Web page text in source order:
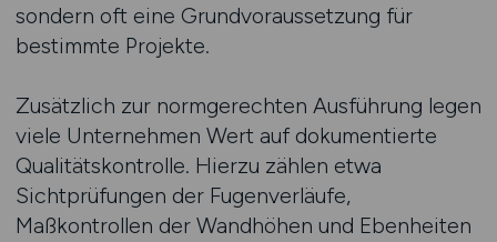
sondern oft eine Grundvoraussetzung für
bestimmte Projekte.
Zusätzlich zur normgerechten Ausführung legen
viele Unternehmen Wert auf dokumentierte
Qualitätskontrolle. Hierzu zählen etwa
Sichtprüfungen der Fugenverläufe,
Maßkontrollen der Wandhöhen und Ebenheiten